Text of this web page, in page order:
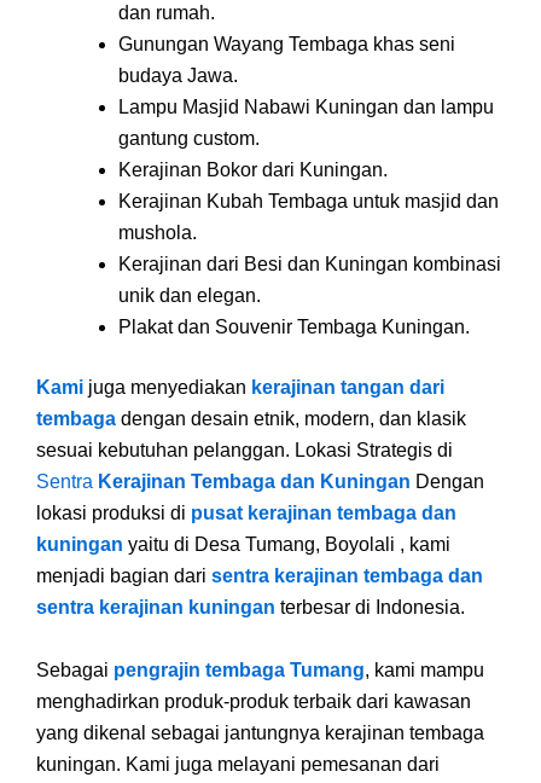
dan rumah.
Gunungan Wayang Tembaga khas seni
budaya Jawa.
Lampu Masjid Nabawi Kuningan dan lampu
gantung custom.
Kerajinan Bokor dari Kuningan.
Kerajinan Kubah Tembaga untuk masjid dan
mushola.
Kerajinan dari Besi dan Kuningan kombinasi
unik dan elegan.
Plakat dan Souvenir Tembaga Kuningan.
Kami juga menyediakan kerajinan tangan dari
tembaga dengan desain etnik, modern, dan klasik
sesuai kebutuhan pelanggan. Lokasi Strategis di
Sentra Kerajinan Tembaga dan Kuningan Dengan
lokasi produksi di pusat kerajinan tembaga dan
kuningan yaitu di Desa Tumang, Boyolali , kami
menjadi bagian dari sentra kerajinan tembaga dan
sentra kerajinan kuningan terbesar di Indonesia.
Sebagai pengrajin tembaga Tumang, kami mampu
menghadirkan produk-produk terbaik dari kawasan
yang dikenal sebagai jantungnya kerajinan tembaga
kuningan. Kami juga melayani pemesanan dari